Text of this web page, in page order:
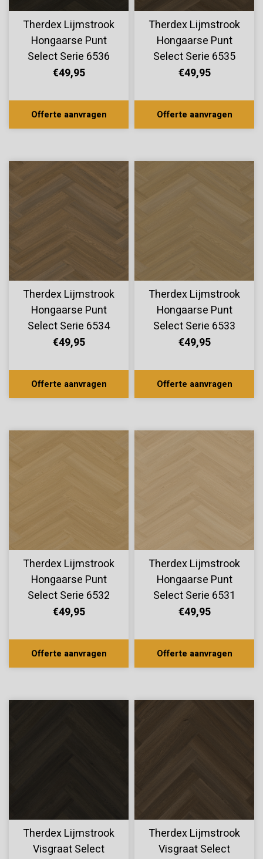
Therdex Lijmstrook
Hongaarse Punt
Select Serie 6536
€49,95
Offerte aanvragen
Therdex Lijmstrook
Hongaarse Punt
Select Serie 6535
€49,95
Offerte aanvragen
Therdex Lijmstrook
Hongaarse Punt
Select Serie 6534
€49,95
Offerte aanvragen
Therdex Lijmstrook
Hongaarse Punt
Select Serie 6533
€49,95
Offerte aanvragen
Therdex Lijmstrook
Hongaarse Punt
Select Serie 6532
€49,95
Offerte aanvragen
Therdex Lijmstrook
Hongaarse Punt
Select Serie 6531
€49,95
Offerte aanvragen
Therdex Lijmstrook
Visgraat Select
Therdex Lijmstrook
Visgraat Select